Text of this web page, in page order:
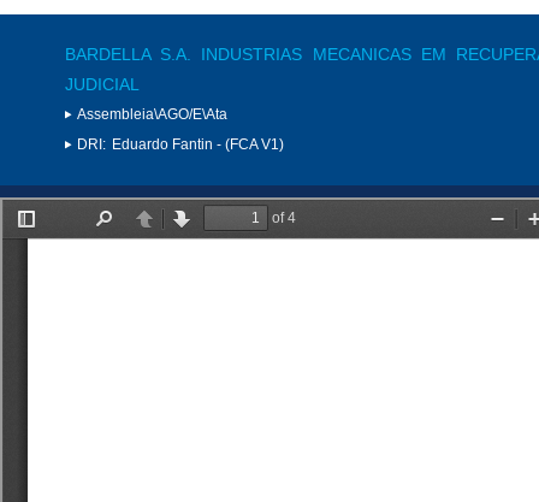
BARDELLA S.A. INDUSTRIAS MECANICAS EM
JUDICIAL
Assembleia\AGO/E\Ata
DRI: Eduardo Fantin - (FCA V1)